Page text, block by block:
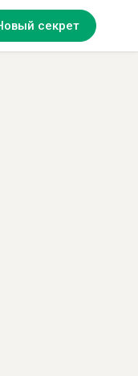
секрет